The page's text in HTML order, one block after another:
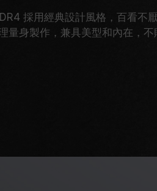
採用經典設計風格，百看不
量身製作，兼具美型和內在，不